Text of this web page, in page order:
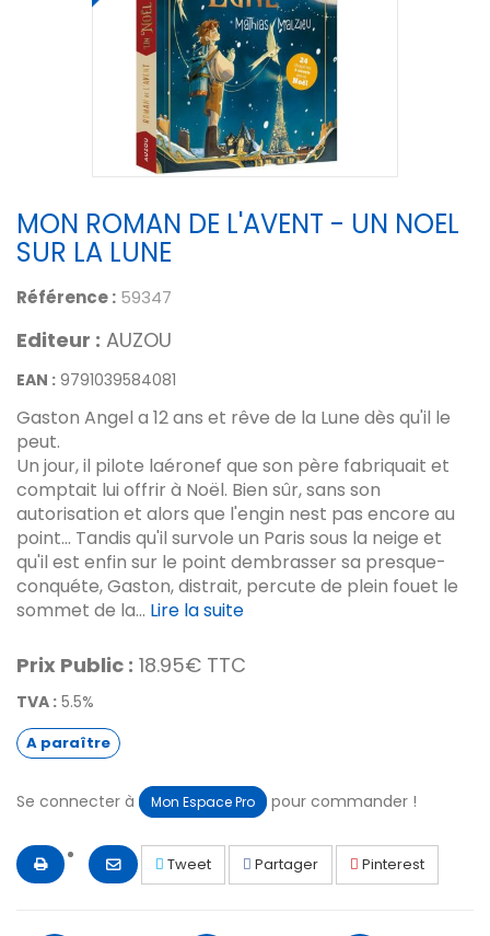
MON ROMAN DE L'AVENT - UN NOEL
SUR LA LUNE
Référence : 59347
Editeur : AUZOU
EAN : 9791039584081
Gaston Angel a 12 ans et rêve de la Lune dès qu'il le
peut.
Un jour, il pilote laéronef que son père fabriquait et
comptait lui offrir à Noël. Bien sûr, sans son
autorisation et alors que l'engin nest pas encore au
point... Tandis qu'il survole un Paris sous la neige et
qu'il est enfin sur le point dembrasser sa presque-
conquéte, Gaston, distrait, percute de plein fouet le
sommet de la... Lire la suite
Prix Public : 18.95€ TTC
TVA : 5.5%
A paraître
Se connecter à Mon Espace Pro pour commander !
Tweet Partager Pinterest